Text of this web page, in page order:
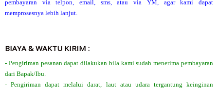
pembayaran via telpon, email, sms, atau via YM, agar kami dapat
memprosesnya lebih lanjut.
BIAYA & WAKTU KIRIM :
- Pengiriman pesanan dapat dilakukan bila kami sudah menerima pembayaran
dari Bapak/Ibu.
- Pengiriman dapat melalui darat, laut atau udara tergantung keinginan